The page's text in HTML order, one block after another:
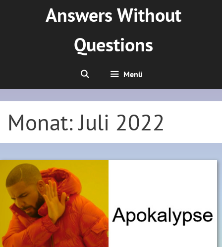
Answers Without
Questions
Menü
Monat:Juli 2022